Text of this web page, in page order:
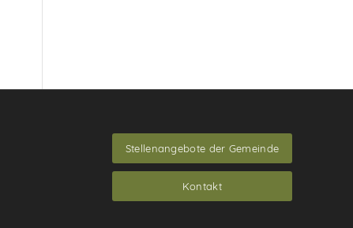
Stellenangebote der Gemeinde
Kontakt